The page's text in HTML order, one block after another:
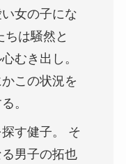
女の子にな
ちは騒然と
むき出し。
この状況を
。
す健子。 そ
男子の拓也